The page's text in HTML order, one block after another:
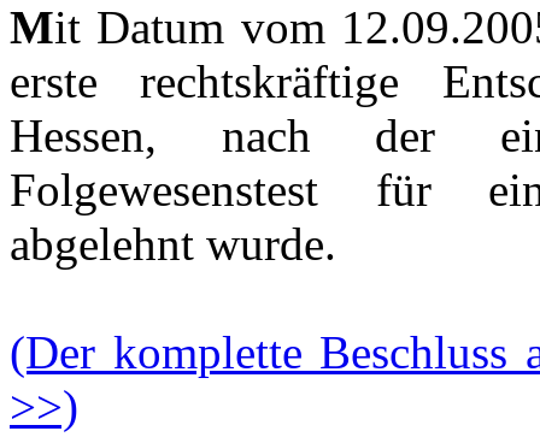
Mit Datum vom
erste rechtskräftige
Hessen, nach der
Folgewesenstest für
abgelehnt wurde.
(Der komplette
>>)